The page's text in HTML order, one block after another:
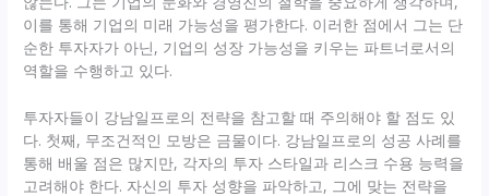
이를 통해 기업의 미래 가능성을 평가한다. 이러한 점에서 그는 단
순한 투자자가 아닌, 기업의 성장 가능성을 키우는 파트너로서의
역할을 수행하고 있다.
투자자들이 강남일프로의 전략을 참고할 때 주의해야 할 점도 있
다. 첫째, 무조건적인 모방은 금물이다. 강남일프로의 성공 사례를
통해 배울 점은 많지만, 각자의 투자 스타일과 리스크 수용 능력을
고려해야 한다. 자신의 투자 성향을 파악하고, 그에 맞는 전략을